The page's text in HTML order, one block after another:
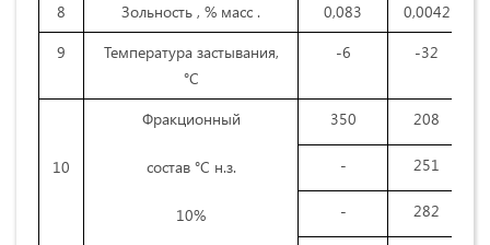
8 Зольность , % масс . 0,083 0,0042
9
Температура застывания,
°С
-6 -32
10
Фракционный
состав °С н.з.
10%
350 208
- 251
- 282